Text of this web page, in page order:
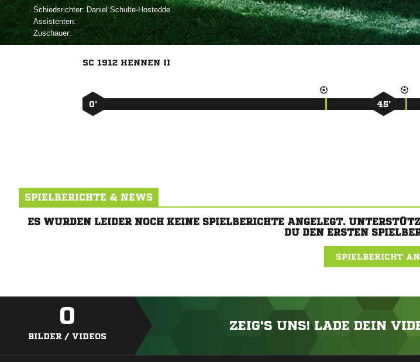
Schiedsrichter: 
Assistenten:
Zuschauer:
SC 1912 HENNEN II
0’ 45’
SPIELBERICHTE & NEWS
ES WURDEN LEIDER NOCH KEINE SPIELBERICHTE ANGELEGT.
DU DEN ERSTEN
SPIELBERICHT
0
BILDER / VIDEOS
ZEIG'S UNS! LADE DEIN